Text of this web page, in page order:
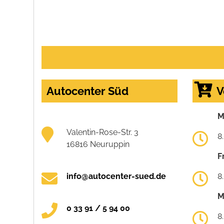
Autocenter Süd
Valentin-Rose-Str. 3
16816 Neuruppin
info@autocenter-sued.de
0 33 91 / 5 94 00